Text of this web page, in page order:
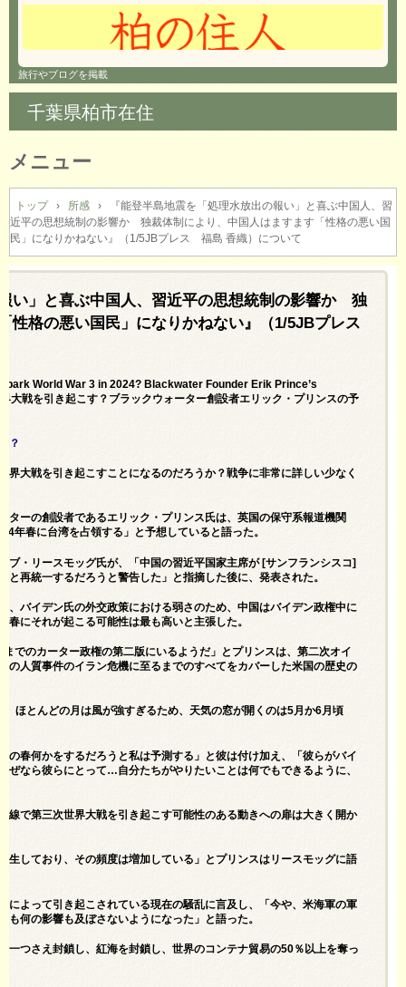
旅行やブログを掲載
千葉県柏市在住
メニュー
コ
ン
テ
ン
ス
キ
トップ › 所感 ›
『能登半島地震を「処理水放出の報い」と喜ぶ中国人、習
近平の思想統制の影響か 独裁体制により、中国人はますます「性格の悪い国
民」になりかねない』（1/5JBプレス 福島 香織）について
い」と喜ぶ中国人、習近平の思想統制の影響か 独
性格の悪い国民」になりかねない』（1/5JBプレス
World War 3 in 2024? Blackwater Founder Erik Prince’s
大戦を引き起こす？ブラックウォーター創設者エリック・プリンスの予
？
界大戦を引き起こすことになるのだろうか？戦争に非常に詳しい少なく
ターの創設者であるエリック・プリンス氏は、英国の保守系報道機関
年春に台湾を占領する」と予想していると語った。
ブ・リースモッグ氏が、「中国の習近平国家主席が [サンフランシスコ]
再統一するだろうと警告した」と指摘した後に、発表された。
、バイデン氏の外交政策における弱さのため、中国はバイデン政権中に
にそれが起こる可能性は最も高いと主張した。
でのカーター政権の第二版にいるようだ」とプリンスは、第二次オイ
の人質事件のイラン危機に至るまでのすべてをカバーした米国の歴史の
ほとんどの月は風が強すぎるため、天気の窓が開くのは5月か6月頃
の春何かをするだろうと私は予測する」と彼は付け加え、「彼らがバイ
ぜなら彼らにとって…自分たちがやりたいことは何でもできるように、
線で第三次世界大戦を引き起こす可能性のある動きへの扉は大きく開か
生しており、その頻度は増加している」とプリンスはリースモッグに語
によって引き起こされている現在の騒乱に言及し、「今や、米海軍の軍
何の影響も及ぼさないようになった」と語った。
一つさえ封鎖し、紅海を封鎖し、世界のコンテナ貿易の50％以上を奪っ